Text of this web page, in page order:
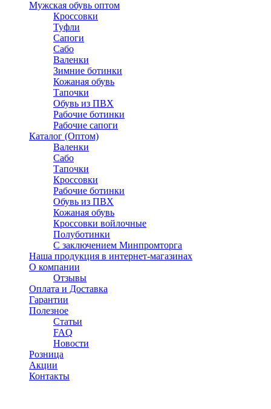
Мужская обувь оптом
Кроссовки
Туфли
Сапоги
Сабо
Валенки
Зимние ботинки
Кожаная обувь
Тапочки
Обувь из ПВХ
Рабочие ботинки
Рабочие сапоги
Каталог (Оптом)
Валенки
Сабо
Тапочки
Кроссовки
Рабочие ботинки
Обувь из ПВХ
Кожаная обувь
Кроссовки войлочные
Полуботинки
C заключением Минпромторга
Наша продукция в интернет-магазинах
О компании
Отзывы
Оплата и Доставка
Гарантии
Полезное
Статьи
FAQ
Новости
Розница
Акции
Контакты